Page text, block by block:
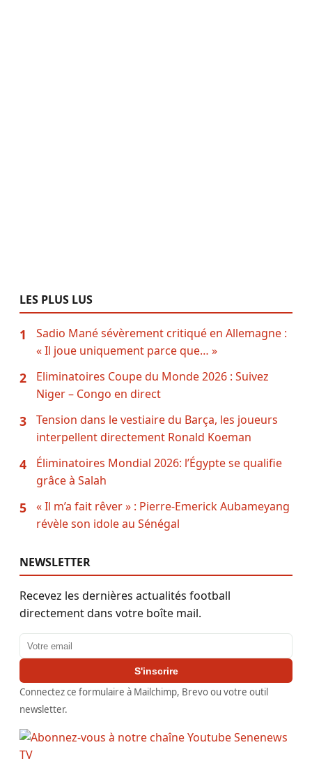
LES PLUS LUS
1
Sadio Mané sévèrement critiqué en Allemagne :
« Il joue uniquement parce que… »
2
Eliminatoires Coupe du Monde 2026 : Suivez
Niger – Congo en direct
3
Tension dans le vestiaire du Barça, les joueurs
interpellent directement Ronald Koeman
4
Éliminatoires Mondial 2026: l’Égypte se qualifie
grâce à Salah
5
« Il m’a fait rêver » : Pierre-Emerick Aubameyang
révèle son idole au Sénégal
NEWSLETTER
Recevez les dernières actualités football
directement dans votre boîte mail.
Adresse email
S'inscrire
Connectez ce formulaire à Mailchimp, Brevo ou votre outil
newsletter.